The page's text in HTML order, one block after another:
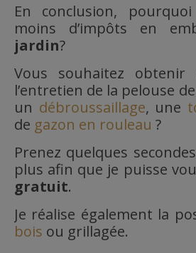
En conclusion,
moins d’impôts en
jardin?
Vous souhaitez
l’entretien de la pelouse
un débroussaillage, une
de gazon en rouleau ?
Prenez quelques
plus afin que je puisse
gratuit.
Je réalise également la
bois ou grillagée.